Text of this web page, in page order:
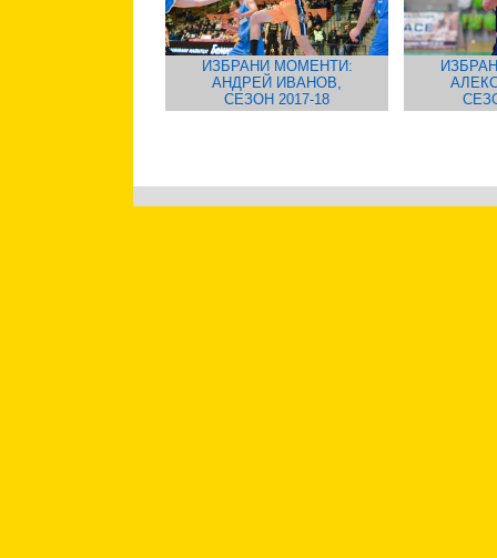
ИЗБРАНИ МОМЕНТИ:
АНДРЕЙ ИВАНОВ,
СЕЗОН 2017-18